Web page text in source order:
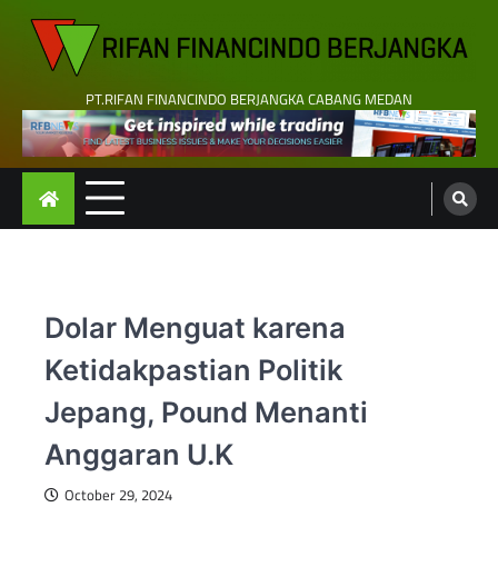
content
PT.RIFAN FINANCINDO BERJANGKA CABANG MEDAN
Dolar Menguat karena
Ketidakpastian Politik
Jepang, Pound Menanti
Anggaran U.K
October 29, 2024